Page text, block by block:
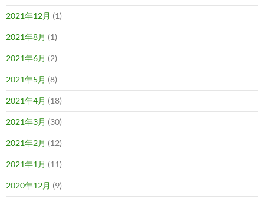
2021年12月 (1)
2021年8月 (1)
2021年6月 (2)
2021年5月 (8)
2021年4月 (18)
2021年3月 (30)
2021年2月 (12)
2021年1月 (11)
2020年12月 (9)